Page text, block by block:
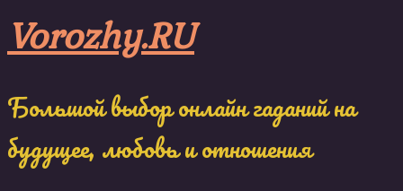
to
content
Vorozhy.RU
Большой выбор онлайн гаданий на
будущее, любовь и отношения